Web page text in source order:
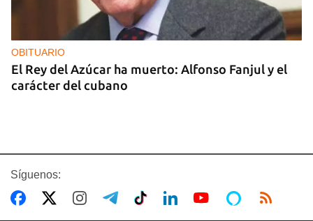
OBITUARIO
El Rey del Azúcar ha muerto: Alfonso Fanjul y el
carácter del cubano
Síguenos: